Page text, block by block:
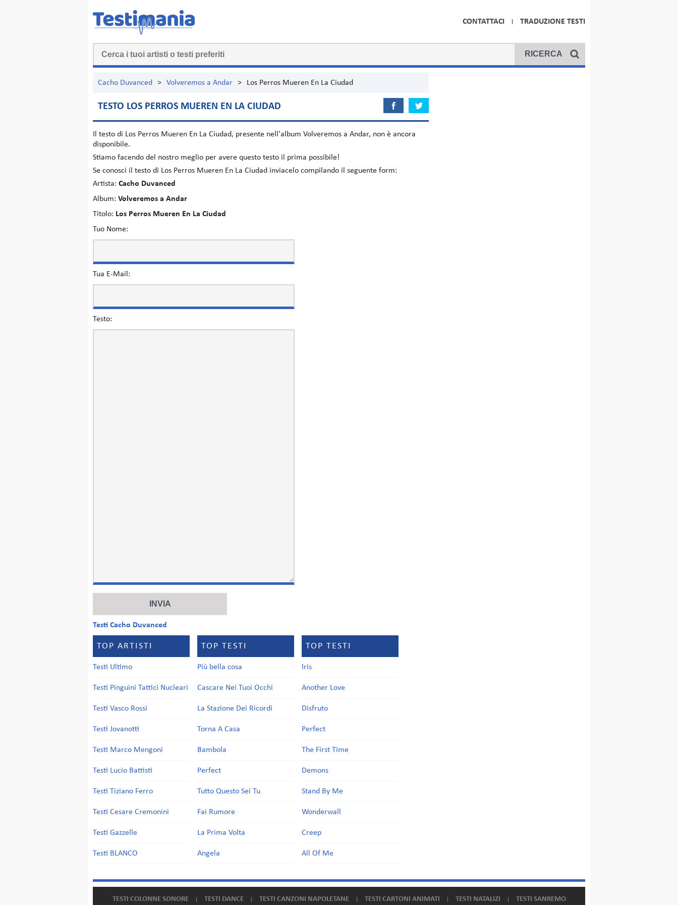
CONTATTACI TRADUZIONE TESTI
Cacho Duvanced > Volveremos a Andar > Los Perros Mueren En La Ciudad
TESTO LOS PERROS MUEREN EN LA CIUDAD
Il testo di Los Perros Mueren En La Ciudad, presente nell'album Volveremos a Andar, non è ancora
disponibile.
Stiamo facendo del nostro meglio per avere questo testo il prima possibile!
Se conosci il testo di Los Perros Mueren En La Ciudad inviacelo compilando il seguente form:
Artista: Cacho Duvanced
Album: Volveremos a Andar
Titolo: Los Perros Mueren En La Ciudad
Tuo Nome:
Tua E-Mail:
Testo:
Testi Cacho Duvanced
TOP ARTISTI
Testi Ultimo
Testi Pinguini Tattici Nucleari
Testi Vasco Rossi
Testi Jovanotti
Testi Marco Mengoni
Testi Lucio Battisti
Testi Tiziano Ferro
Testi Cesare Cremonini
Testi Gazzelle
Testi BLANCO
TOP TESTI
Più bella cosa
Cascare Nei Tuoi Occhi
La Stazione Dei Ricordi
Torna A Casa
Bambola
Perfect
Tutto Questo Sei Tu
Fai Rumore
La Prima Volta
Angela
TOP TESTI
Iris
Another Love
Disfruto
Perfect
The First Time
Demons
Stand By Me
Wonderwall
Creep
All Of Me
TESTI COLONNE SONORE TESTI DANCE TESTI CANZONI NAPOLETANE TESTI CARTONI ANIMATI TESTI NATALIZI TESTI SANREMO